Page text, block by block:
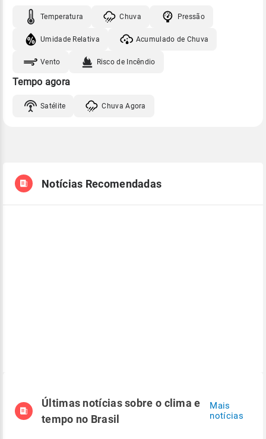
Temperatura Chuva Pressão
Umidade Relativa Acumulado de Chuva
Vento Risco de Incêndio
Tempo agora
Satélite Chuva Agora
Notícias Recomendadas
Últimas notícias sobre o clima e
tempo no Brasil
Mais
notícias